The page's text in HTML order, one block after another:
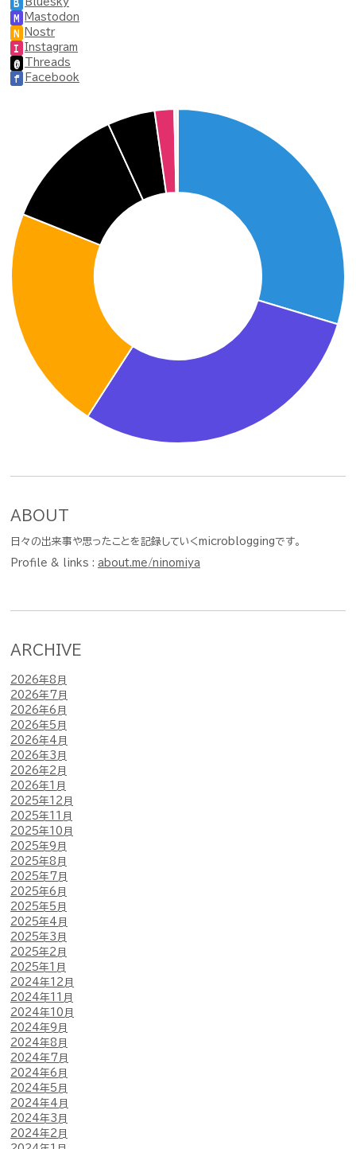
B
M Mastodon
N Nostr
I Instagram
@ Threads
f Facebook
ABOUT
日々の出来事や思ったことを記録していくmicrobloggingです。
Profile & links : about.me/ninomiya
ARCHIVE
2026年8月
2026年7月
2026年6月
2026年5月
2026年4月
2026年3月
2026年2月
2026年1月
2025年12月
2025年11月
2025年10月
2025年9月
2025年8月
2025年7月
2025年6月
2025年5月
2025年4月
2025年3月
2025年2月
2025年1月
2024年12月
2024年11月
2024年10月
2024年9月
2024年8月
2024年7月
2024年6月
2024年5月
2024年4月
2024年3月
2024年2月